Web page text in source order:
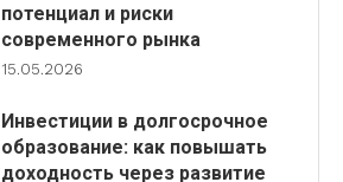
потенциал и риски
современного рынка
15.05.2026
Инвестиции в долгосрочное
образование: как повышать
доходность через развитие